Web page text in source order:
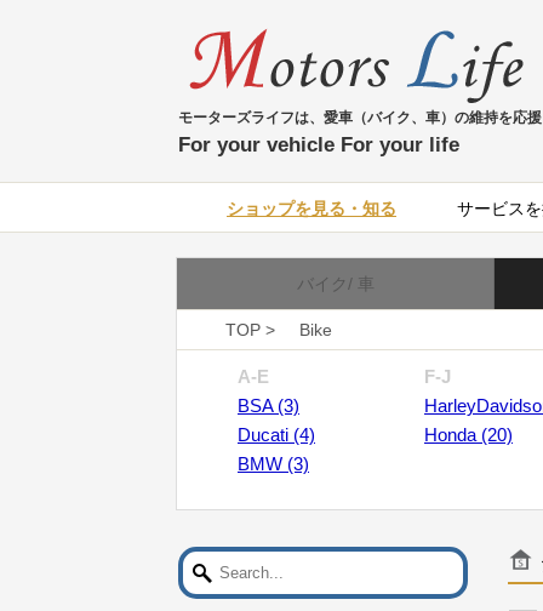
モーターズライフは、愛車（バイク、車）の維持を応援
For your vehicle For your life
ショップを見る・知る サービス
バイク/ 車
TOP > Bike
A-E
BSA (3)
Ducati (4)
BMW (3)
F-J
Honda (20)